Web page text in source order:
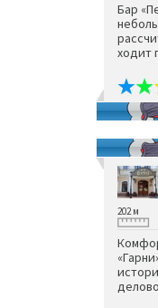
Бар
ходит
202 м